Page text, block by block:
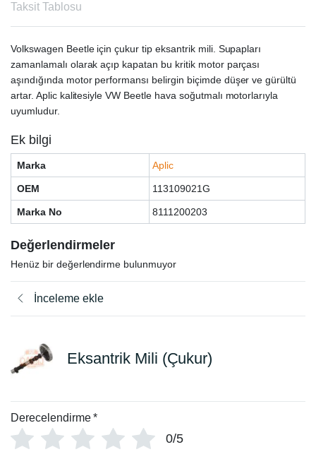
Taksit Tablosu
Volkswagen Beetle için çukur tip eksantrik mili. Supapları
zamanlamalı olarak açıp kapatan bu kritik motor parçası
aşındığında motor performansı belirgin biçimde düşer ve gürültü
artar. Aplic kalitesiyle VW Beetle hava soğutmalı motorlarıyla
uyumludur.
Ek bilgi
Marka Aplic
OEM 113109021G
Marka No 8111200203
Değerlendirmeler
Henüz bir değerlendirme bulunmuyor
İnceleme ekle
Eksantrik Mili (Çukur)
Derecelendirme *
0/5